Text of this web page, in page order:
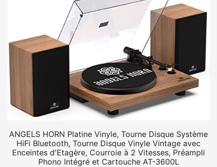
ANGELS HORN Platine Vinyle, Tourne Disque Système
HiFi Bluetooth, Tourne Disque Vinyle Vintage avec
Enceintes d'Etagère, Courroie à 2 Vitesses, Préampli
Phono Intégré et Cartouche AT-3600L